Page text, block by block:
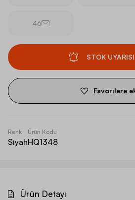
46
STOK
Favorilere
Renk
Siyah
Ürün Kodu
HQ1348
Ürün Detayı